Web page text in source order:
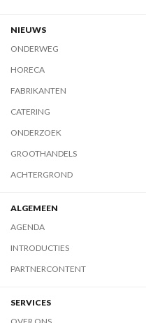
NIEUWS
ONDERWEG
HORECA
FABRIKANTEN
CATERING
ONDERZOEK
GROOTHANDELS
ACHTERGROND
ALGEMEEN
AGENDA
INTRODUCTIES
PARTNERCONTENT
SERVICES